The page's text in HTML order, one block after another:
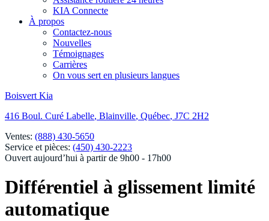
KIA Connecte
À propos
Contactez-nous
Nouvelles
Témoignages
Carrières
On vous sert en plusieurs langues
Boisvert Kia
416 Boul. Curé Labelle, Blainville, Québec, J7C 2H2
Ventes: (888) 430-5650
Service et pièces: (450) 430-2223
Ouvert aujourd’hui à partir de 9h00 - 17h00
Différentiel à glissement limité
automatique